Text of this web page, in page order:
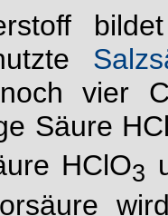
vier
Säure
HClO3